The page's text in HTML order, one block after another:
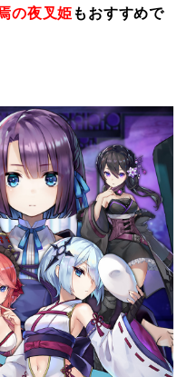
の夜叉姫 もおすすめで